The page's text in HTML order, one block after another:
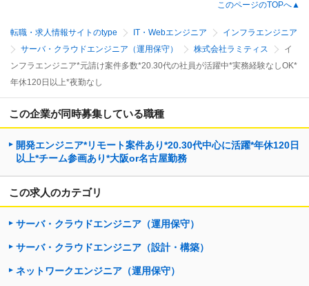
このページのTOPへ▲
転職・求人情報サイトのtype IT・Webエンジニア
インフラエンジニア
サーバ・クラウドエンジニア（運用保守）
株式会社ラミティス
イ
ンフラエンジニア*元請け案件多数*20.30代の社員が活躍中*実務経験なしOK*
年休120日以上*夜勤なし
この企業が同時募集している職種
開発エンジニア*リモート案件あり*20.30代中心に活躍*年休120日
以上*チーム参画あり*大阪or名古屋勤務
この求人のカテゴリ
サーバ・クラウドエンジニア（運用保守）
サーバ・クラウドエンジニア（設計・構築）
ネットワークエンジニア（運用保守）